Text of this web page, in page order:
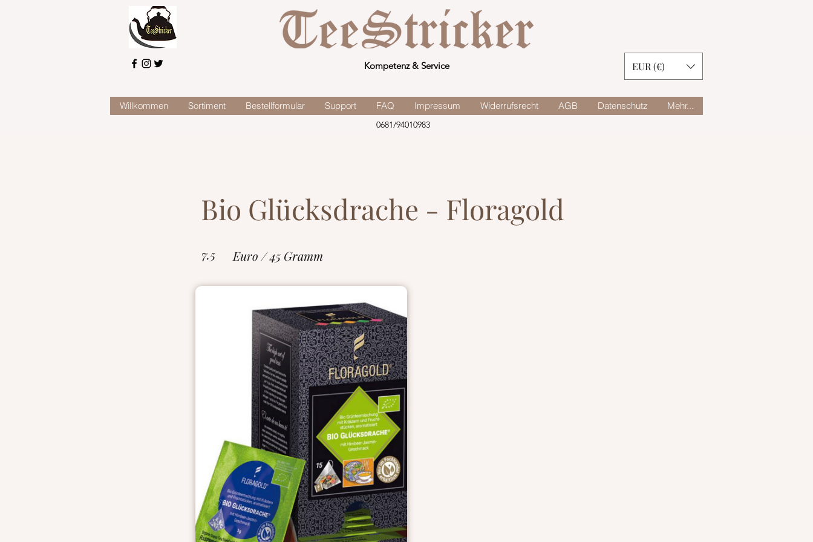
Kompetenz & Service EUR (€)
Willkommen Sortiment Bestellformular Support FAQ Impressum Widerrufsrecht AGB Datenschutz Mehr...
0681/94010983
Bio Glücksdrache - Floragold
7.5 Euro / 45 Gramm